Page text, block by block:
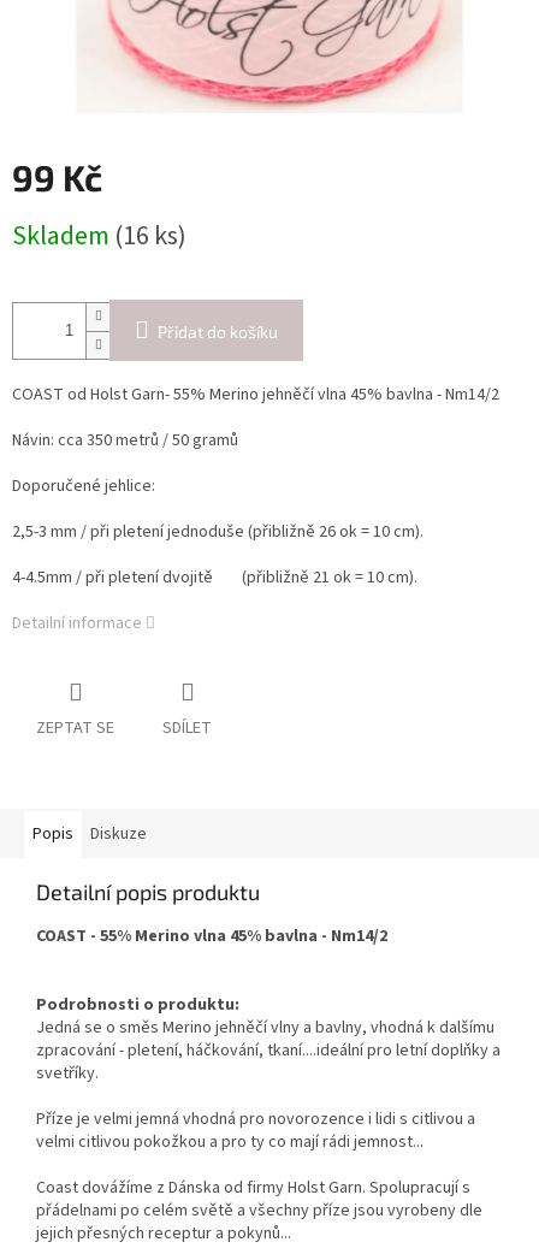
99 Kč
cena:
Skladem (16 ks)
Přidat do košíku
COAST od Holst Garn- 55% Merino jehněčí vlna 45% bavlna - Nm14/2
Návin: cca 350 metrů / 50 gramů
Doporučené jehlice:
2,5-3 mm / při pletení jednoduše (přibližně 26 ok = 10 cm).
4-4.5mm / při pletení dvojitě (přibližně 21 ok = 10 cm).
Detailní informace
ZEPTAT SE SDÍLET
Popis Diskuze
Detailní popis produktu
COAST - 55% Merino vlna 45% bavlna - Nm14/2
Podrobnosti o produktu:
Jedná se o směs Merino jehněčí vlny a bavlny, vhodná k dalšímu
zpracování - pletení, háčkování, tkaní....ideální pro letní doplňky a
svetříky.
Příze je velmi jemná vhodná pro novorozence i lidi s citlivou a
velmi citlivou pokožkou a pro ty co mají rádi jemnost...
Coast dovážíme z Dánska od firmy Holst Garn. Spolupracují s
přádelnami po celém světě a všechny příze jsou vyrobeny dle
jejich přesných receptur a pokynů...